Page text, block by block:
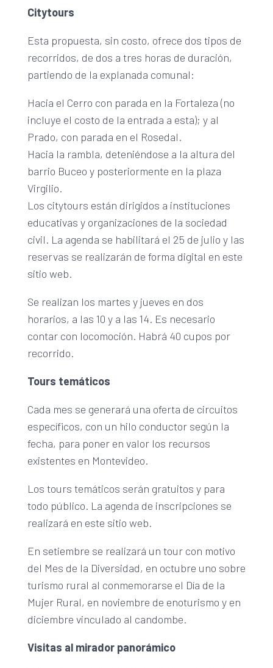
Citytours
Esta propuesta, sin costo, ofrece dos tipos de
recorridos, de dos a tres horas de duración,
partiendo de la explanada comunal:
Hacia el Cerro con parada en la Fortaleza (no
incluye el costo de la entrada a esta); y al
Prado, con parada en el Rosedal.
Hacia la rambla, deteniéndose a la altura del
barrio Buceo y posteriormente en la plaza
Virgilio.
Los citytours están dirigidos a instituciones
educativas y organizaciones de la sociedad
civil. La agenda se habilitará el 25 de julio y las
reservas se realizarán de forma digital en este
sitio web.
Se realizan los martes y jueves en dos
horarios, a las 10 y a las 14. Es necesario
contar con locomoción. Habrá 40 cupos por
recorrido.
Tours temáticos
Cada mes se generará una oferta de circuitos
específicos, con un hilo conductor según la
fecha, para poner en valor los recursos
existentes en Montevideo.
Los tours temáticos serán gratuitos y para
todo público. La agenda de inscripciones se
realizará en este sitio web.
En setiembre se realizará un tour con motivo
del Mes de la Diversidad, en octubre uno sobre
turismo rural al conmemorarse el Día de la
Mujer Rural, en noviembre de enoturismo y en
diciembre vinculado al candombe.
Visitas al mirador panorámico